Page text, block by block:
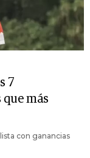
7
más
con ganancias